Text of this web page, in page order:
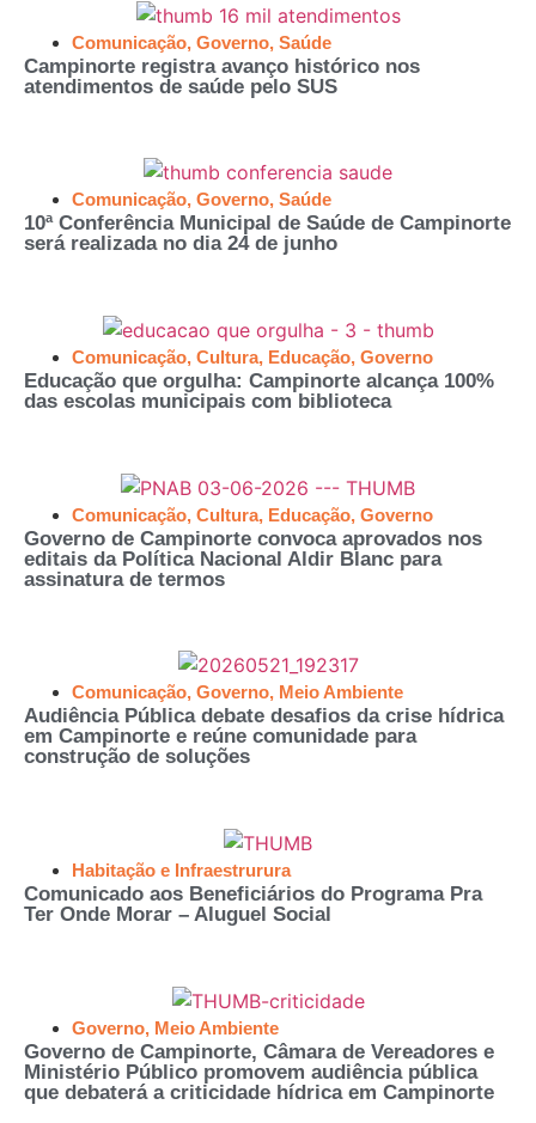
Comunicação, Governo, Saúde
Campinorte registra avanço histórico nos
atendimentos de saúde pelo SUS
Comunicação, Governo, Saúde
10ª Conferência Municipal de Saúde de Campinorte
será realizada no dia 24 de junho
Comunicação, Cultura, Educação, Governo
Educação que orgulha: Campinorte alcança 100%
das escolas municipais com biblioteca
Comunicação, Cultura, Educação, Governo
Governo de Campinorte convoca aprovados nos
editais da Política Nacional Aldir Blanc para
assinatura de termos
Comunicação, Governo, Meio Ambiente
Audiência Pública debate desafios da crise hídrica
em Campinorte e reúne comunidade para
construção de soluções
Habitação e Infraestrurura
Comunicado aos Beneficiários do Programa Pra
Ter Onde Morar – Aluguel Social
Governo, Meio Ambiente
Governo de Campinorte, Câmara de Vereadores e
Ministério Público promovem audiência pública
que debaterá a criticidade hídrica em Campinorte